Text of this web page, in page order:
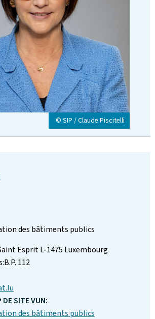
© SIP / Claude Piscitelli
des bâtiments publics
EspritL-1475 Luxembourg
B.P. 112
DE SITE VUN:
des bâtiments publics